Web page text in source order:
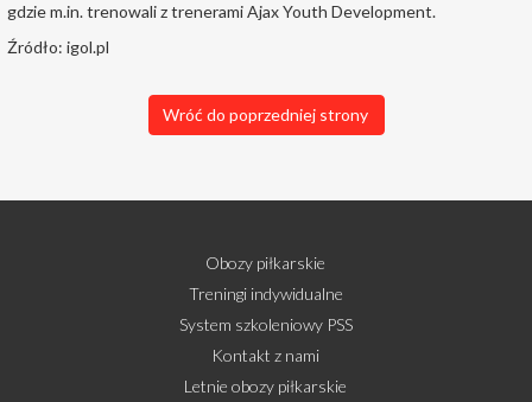
gdzie m.in. trenowali z trenerami Ajax Youth Development.
Źródło: igol.pl
Wróć do poprzedniej strony
Obozy piłkarskie
Treningi indywidualne
System szkoleniowy PSS
Kontakt z nami
Letnie obozy piłkarskie